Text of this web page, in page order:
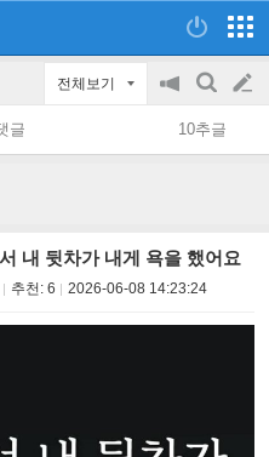
전체보기
공
지
on/off
검
색
글
쓰
글 10추글
내 뒷차가 내게 욕을 했어요
추천: 6 2026-06-08 14:23:24